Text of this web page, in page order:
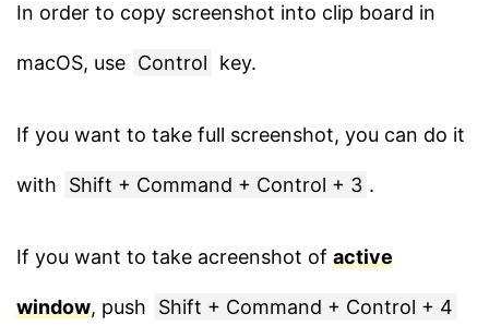
In order to copy screenshot into clip board in
macOS, use Control key.
If you want to take full screenshot, you can do it
with Shift + Command + Control + 3 .
If you want to take acreenshot of active
window, push Shift + Command + Control + 4